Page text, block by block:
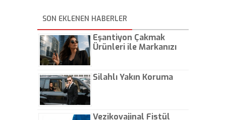
SON EKLENEN HABERLER
Eşantiyon Çakmak
Ürünleri ile Markanızı
Silahlı Yakın Koruma
Vezikovajinal Fistül